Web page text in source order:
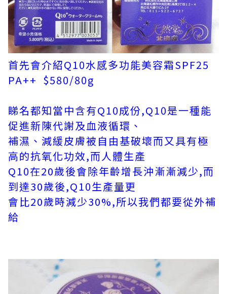
首先會介紹Q10水感多功能美容霜SPF25
PA++ $580/80g
睇名都知當中含有Q10成份,Q10是一種能
促進新陳代謝及血液循環、
補濕、減緩皮膚被自由基破壞而又具有極
高的抗氧化功效,而人體生產
Q10在20歲後會除年齡增長沖漸漸減少,而
到達30歲後,Q10生產量更
會比20歲時減少30%,所以我們都要從外補
給